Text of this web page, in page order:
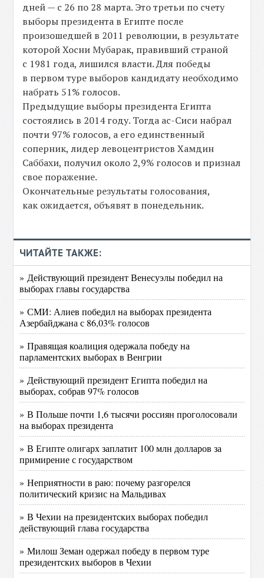
дней — с 26 по 28 марта. Это третьи по счету
выборы президента в Египте после
произошедшей в 2011 революции, в результате
которой Хосни Мубарак, правивший страной
с 1981 года, лишился власти. Для победы
в первом туре выборов кандидату необходимо
набрать 51% голосов.
Предыдущие выборы президента Египта
состоялись в 2014 году. Тогда ас-Сиси набрал
почти 97% голосов, а его единственный
соперник, лидер левоцентристов Хамдин
Саббахи, получил около 2,9% голосов и признал
свое поражение.
Окончательные результаты голосования,
как ожидается, объявят в понедельник.
ЧИТАЙТЕ ТАКЖЕ:
» Действующий президент Венесуэлы победил на
выборах главы государства
» СМИ: Алиев победил на выборах президента
Азербайджана с 86,03% голосов
» Правящая коалиция одержала победу на
парламентских выборах в Венгрии
» Действующий президент Египта победил на
выборах, собрав 97% голосов
» В Польше почти 1,6 тысячи россиян проголосовали
на выборах президента
» В Египте олигарх заплатит 100 млн долларов за
примирение с государством
» Неприятности в раю: почему разгорелся
политический кризис на Мальдивах
» В Чехии на президентских выборах победил
действующий глава государства
» Милош Земан одержал победу в первом туре
президентских выборов в Чехии